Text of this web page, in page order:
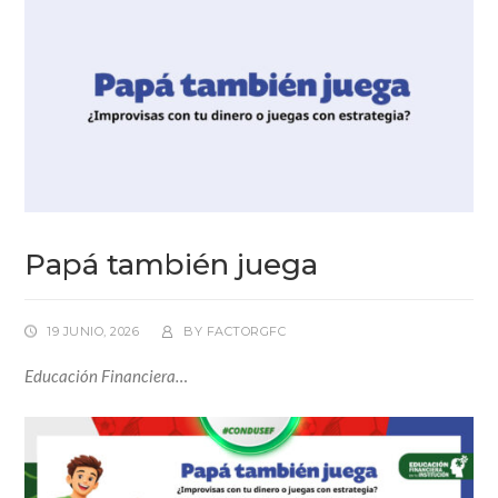
Papá también juega
19 JUNIO, 2026 BY FACTORGFC
Educación Financiera…